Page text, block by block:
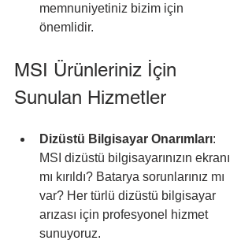
memnuniyetiniz bizim için
önemlidir.
MSI Ürünleriniz İçin
Sunulan Hizmetler
Dizüstü Bilgisayar Onarımları:
MSI dizüstü bilgisayarınızın ekranı
mı kırıldı? Batarya sorunlarınız mı
var? Her türlü dizüstü bilgisayar
arızası için profesyonel hizmet
sunuyoruz.